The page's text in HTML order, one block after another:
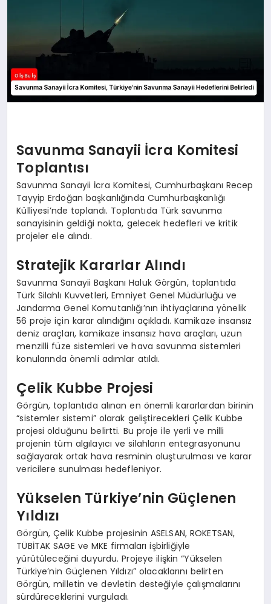
Savunma Sanayii İcra Komitesi
Toplantısı
Savunma Sanayii İcra Komitesi, Cumhurbaşkanı Recep
Tayyip Erdoğan başkanlığında Cumhurbaşkanlığı
Külliyesi’nde toplandı. Toplantıda Türk savunma
sanayisinin geldiği nokta, gelecek hedefleri ve kritik
projeler ele alındı.
Stratejik Kararlar Alındı
Savunma Sanayii Başkanı Haluk Görgün, toplantıda
Türk Silahlı Kuvvetleri, Emniyet Genel Müdürlüğü ve
Jandarma Genel Komutanlığı’nın ihtiyaçlarına yönelik
56 proje için karar alındığını açıkladı. Kamikaze insansız
deniz araçları, kamikaze insansız hava araçları, uzun
menzilli füze sistemleri ve hava savunma sistemleri
konularında önemli adımlar atıldı.
Çelik Kubbe Projesi
Görgün, toplantıda alınan en önemli kararlardan birinin
“sistemler sistemi” olarak geliştirecekleri Çelik Kubbe
projesi olduğunu belirtti. Bu proje ile yerli ve milli
projenin tüm algılayıcı ve silahların entegrasyonunu
sağlayarak ortak hava resminin oluşturulması ve karar
vericilere sunulması hedefleniyor.
Yükselen Türkiye’nin Güçlenen
Yıldızı
Görgün, Çelik Kubbe projesinin ASELSAN, ROKETSAN,
TÜBİTAK SAGE ve MKE firmaları işbirliğiyle
yürütüleceğini duyurdu. Projeye ilişkin “Yükselen
Türkiye’nin Güçlenen Yıldızı” olacaklarını belirten
Görgün, milletin ve devletin desteğiyle çalışmalarını
sürdüreceklerini vurguladı.